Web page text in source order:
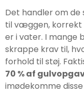
Det handler om de
til væggen,
er i vater. I mange
skrappe krav til,
forhold til støj.
70 % af
imødekomme